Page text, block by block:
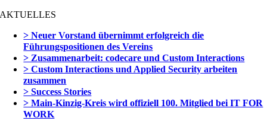
AKTUELLES
> Neuer Vorstand übernimmt erfolgreich die
Führungspositionen des Vereins
> Zusammenarbeit: codecare und Custom Interactions
> Custom Interactions und Applied Security arbeiten
zusammen
> Success Stories
> Main-Kinzig-Kreis wird offiziell 100. Mitglied bei IT FOR
WORK